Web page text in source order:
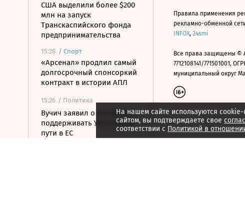
США выделили более $200
млн на запуск
Транскаспийского фонда
предпринимательства
15:28 / Спорт
«Арсенал» продлил самый
долгосрочный спонсоркий
контракт в истории АПЛ
15:26 / Политика
Вучич заявил о готовности
поддерживать Украину на
пути в ЕС
На нашем сайте используются
сайтом, вы подтверждаете свое
соответствии с Политикой в
Правила применения
рекламно-обменной
INFOX, 24smi
Все права защищены ©
7712108141/771501001,
муниципальный округ